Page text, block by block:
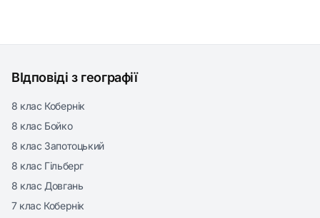
ВІдповіді з географії
8 клас Кобернік
8 клас Бойко
8 клас Запотоцький
8 клас Гільберг
8 клас Довгань
7 клас Кобернік